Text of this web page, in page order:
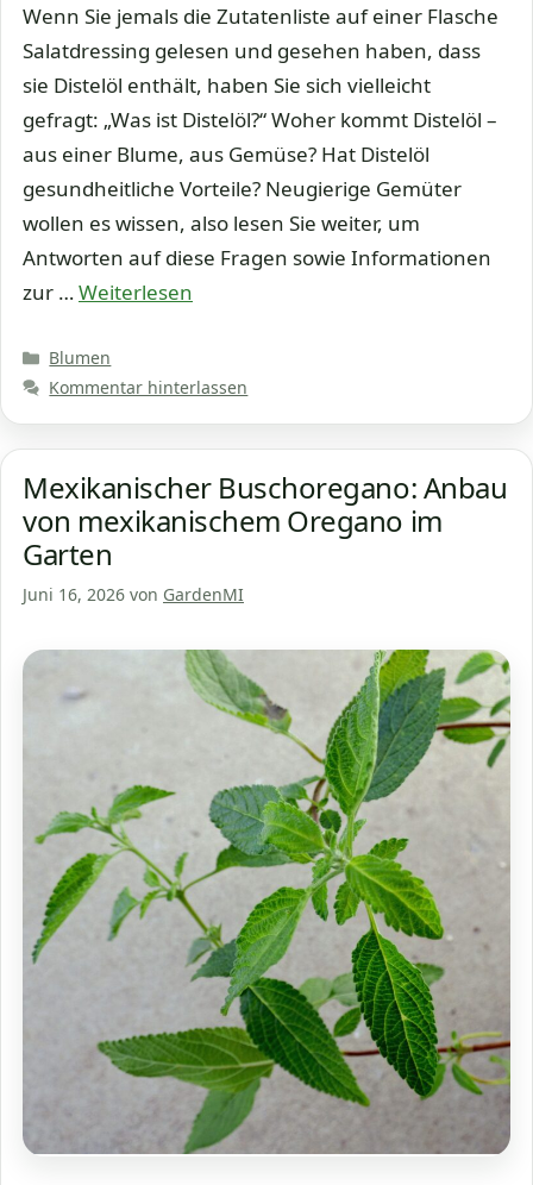
Wenn Sie jemals die Zutatenliste auf einer Flasche
Salatdressing gelesen und gesehen haben, dass
sie Distelöl enthält, haben Sie sich vielleicht
gefragt: „Was ist Distelöl?“ Woher kommt Distelöl –
aus einer Blume, aus Gemüse? Hat Distelöl
gesundheitliche Vorteile? Neugierige Gemüter
wollen es wissen, also lesen Sie weiter, um
Antworten auf diese Fragen sowie Informationen
zur …Weiterlesen
Kategorien
Blumen
Kommentar hinterlassen
Mexikanischer Buschoregano: Anbau
von mexikanischem Oregano im
Garten
Juni 16, 2026 von GardenMI